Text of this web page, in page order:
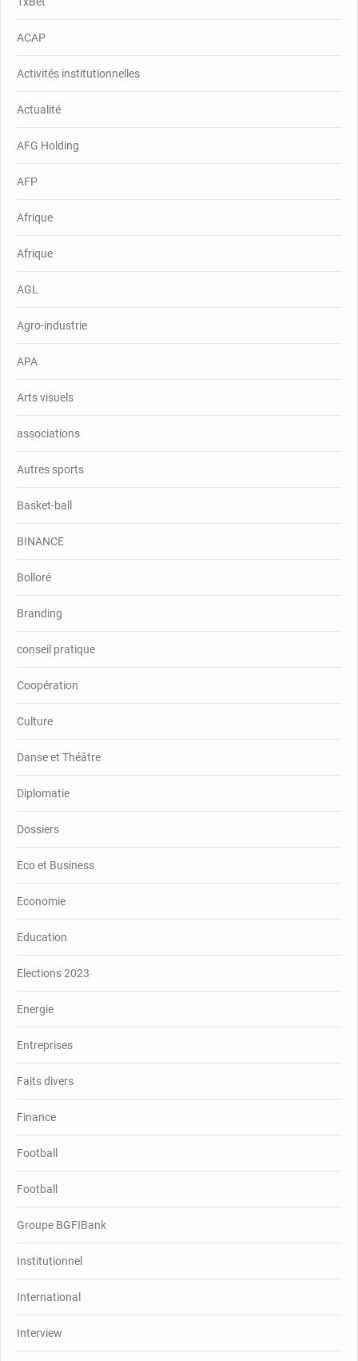
ACAP
Activités institutionnelles
Actualité
AFG Holding
AFP
Afrique
Afrique
AGL
Agro-industrie
APA
Arts visuels
associations
Autres sports
Basket-ball
BINANCE
Bolloré
Branding
conseil pratique
Coopération
Culture
Danse et Théâtre
Diplomatie
Dossiers
Eco et Business
Economie
Education
Elections 2023
Energie
Entreprises
Faits divers
Finance
Football
Football
Groupe BGFIBank
Institutionnel
International
Interview